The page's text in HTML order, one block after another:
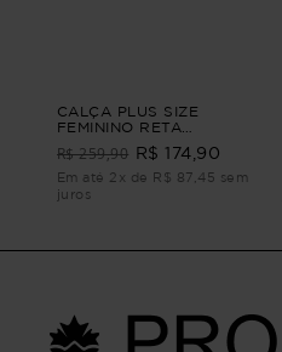
CALÇA PLUS SIZE
FEMININO RETA
ALFAIATARIA
CONFIANÇA Azul G1
R$ 259,90 R$ 174,90
Em até 2x de R$ 87,45 sem
juros